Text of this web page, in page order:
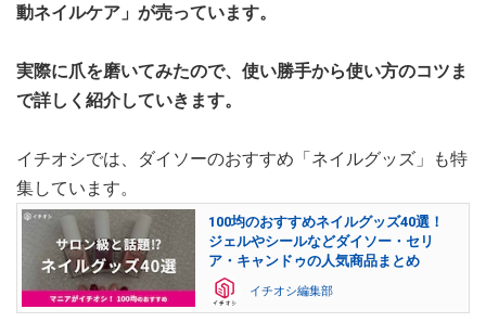
動ネイルケア」が売っています。
実際に爪を磨いてみたので、使い勝手から使い方のコツま
で詳しく紹介していきます。
イチオシでは、ダイソーのおすすめ「ネイルグッズ」も特
集しています。
100均のおすすめネイルグッズ40選！
ジェルやシールなどダイソー・セリ
ア・キャンドゥの人気商品まとめ
イチオシ編集部